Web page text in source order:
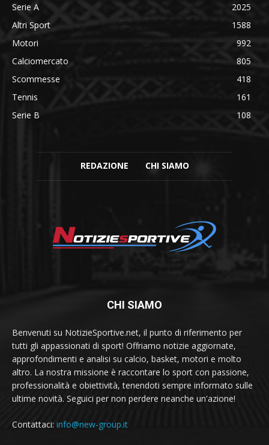
Serie A
2025
Altri Sport
1588
Motori
992
Calciomercato
805
Scommesse
418
Tennis
161
Serie B
108
REDAZIONE CHI SIAMO
CHI SIAMO
Benvenuti su NotizieSportive.net, il punto di riferimento per
tutti gli appassionati di sport! Offriamo notizie aggiornate,
approfondimenti e analisi su calcio, basket, motori e molto
altro. La nostra missione è raccontare lo sport con passione,
professionalità e obiettività, tenendoti sempre informato sulle
ultime novità. Seguici per non perdere neanche un'azione!
Contattaci: info@new-group.it